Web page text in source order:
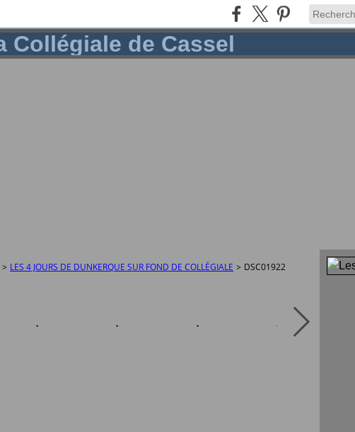
> LES 4 JOURS DE DUNKERQUE SUR FOND DE COLLÉGIALE > DSC01922